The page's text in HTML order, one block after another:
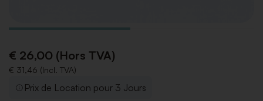
€ 26,00 (Hors TVA)
€ 31,46 (Incl. TVA)
Prix de Location pour 3 Jours